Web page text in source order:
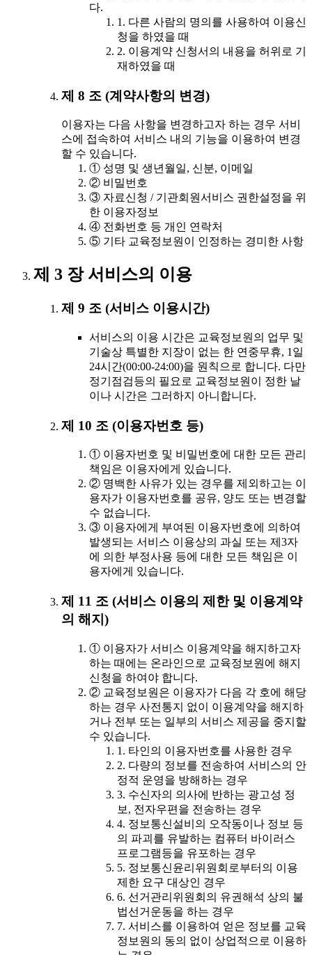
다.
1. 다른 사람의 명의를 사용하여 이용신
청을 하였을 때
2. 이용계약 신청서의 내용을 허위로 기
재하였을 때
제 8 조 (계약사항의 변경)
이용자는 다음 사항을 변경하고자 하는 경우 서비
스에 접속하여 서비스 내의 기능을 이용하여 변경
할 수 있습니다.
① 성명 및 생년월일, 신분, 이메일
② 비밀번호
③ 자료신청 / 기관회원서비스 권한설정을 위
한 이용자정보
④ 전화번호 등 개인 연락처
⑤ 기타 교육정보원이 인정하는 경미한 사항
제 3 장 서비스의 이용
제 9 조 (서비스 이용시간)
서비스의 이용 시간은 교육정보원의 업무 및
기술상 특별한 지장이 없는 한 연중무휴, 1일
24시간(00:00-24:00)을 원칙으로 합니다. 다만
정기점검등의 필요로 교육정보원이 정한 날
이나 시간은 그러하지 아니합니다.
제 10 조 (이용자번호 등)
① 이용자번호 및 비밀번호에 대한 모든 관리
책임은 이용자에게 있습니다.
② 명백한 사유가 있는 경우를 제외하고는 이
용자가 이용자번호를 공유, 양도 또는 변경할
수 없습니다.
③ 이용자에게 부여된 이용자번호에 의하여
발생되는 서비스 이용상의 과실 또는 제3자
에 의한 부정사용 등에 대한 모든 책임은 이
용자에게 있습니다.
제 11 조 (서비스 이용의 제한 및 이용계약
의 해지)
① 이용자가 서비스 이용계약을 해지하고자
하는 때에는 온라인으로 교육정보원에 해지
신청을 하여야 합니다.
② 교육정보원은 이용자가 다음 각 호에 해당
하는 경우 사전통지 없이 이용계약을 해지하
거나 전부 또는 일부의 서비스 제공을 중지할
수 있습니다.
1. 타인의 이용자번호를 사용한 경우
2. 다량의 정보를 전송하여 서비스의 안
정적 운영을 방해하는 경우
3. 수신자의 의사에 반하는 광고성 정
보, 전자우편을 전송하는 경우
4. 정보통신설비의 오작동이나 정보 등
의 파괴를 유발하는 컴퓨터 바이러스
프로그램등을 유포하는 경우
5. 정보통신윤리위원회로부터의 이용
제한 요구 대상인 경우
6. 선거관리위원회의 유권해석 상의 불
법선거운동을 하는 경우
7. 서비스를 이용하여 얻은 정보를 교육
정보원의 동의 없이 상업적으로 이용하